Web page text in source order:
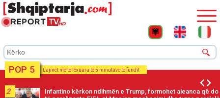
POP 5 Lajmet më të lexuara të 5 minutave të fundit
2
Infantino kërkon ndihmën e Trump, formohet aleanca që do